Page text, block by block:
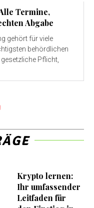
Termine,
Abgabe
gehört für viele
behördlichen
Pflicht,
Krypto lernen:
Ihr umfassender
Leitfaden für